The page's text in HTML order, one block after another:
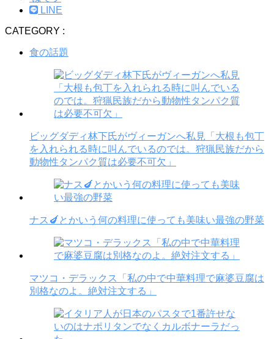
LINE
CATEGORY :
食の話題
ビッグダディ林下氏がヴィーガンへ私見「大根も包丁
を入れられる時に叫んでいるのでは。狩猟民族だから
動物性タンパク質は必要不可欠」
ナス🍆とかいう何の料理に使っても美味い最強の野菜
マツコ・デラックス「私の中で中華料理で麻婆豆腐は
別格なのよ。絶対注文する」